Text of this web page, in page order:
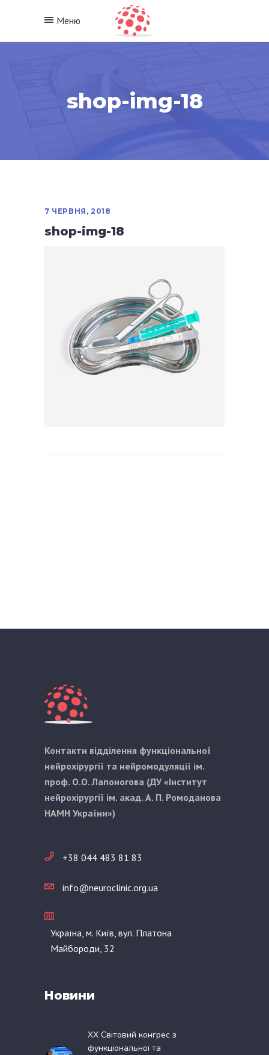
Меню
shop-img-18
7 ЧЕРВНЯ, 2018
shop-img-18
Контакти відділення функціональної
нейрохірургії та нейромодуляції ім.
проф. О.О. Лапоногова (ДУ «Інститут
нейрохірургії ім. акад. А. П. Ромоданова
НАМН України»)
+38 044 483 81 83
info@neuroclinic.org.ua
Україна, м. Київ, вул. Платона
Майбороди, 32
Новини
XX Світовий конгрес з
функціональної та